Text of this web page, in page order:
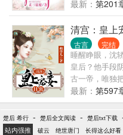
劫期的道尊裴
找我弟子有事
天一宗的叶绾
修之派吗？ 因
挖肺掏出灵根
到八座宗门被
弟，更有些眼
了所有宗门的
脸。 沈南舟
过？” 叶绾绾
的男主搞好关
远离不得善终
个不阻挡真爱
金云暖兴致勃
告知，她的主
问：“听说！
手：“没……没
悔了？晚了！
路！
最新： 第201
清宫：皇上
古言 完结
睡醒睁眼，沈
皇后？他手段
古一帝，唯独
由生活。被迫
四成为自家娃
亮的姐姐妹妹
从哪里冒出来
最新： 第597
楚后 希行 - 楚后全文阅读 - 楚后txt下载
站内强推 破云 绝世唐门 长得这么好看